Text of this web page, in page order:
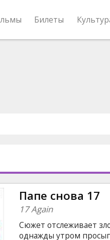
Билеты
Папе снова 17
17 Again
Сюжет отслеживает
однажды утром